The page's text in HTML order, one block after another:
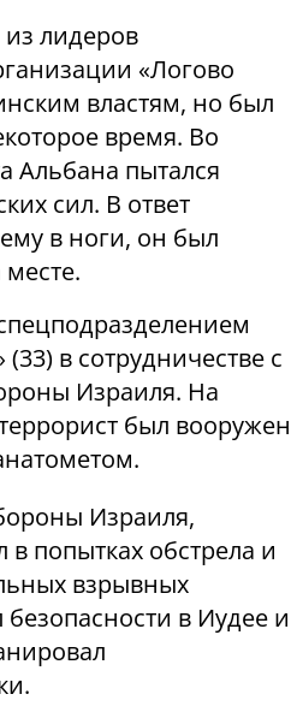
лидеров
«Логово
властям, но был
время. Во
Альбана пытался
сил. В ответ
в ноги, он был
в сотрудничестве с
Израиля. На
был вооружен
Израиля,
в попытках обстрела и
взрывных
безопасности в Иудее и